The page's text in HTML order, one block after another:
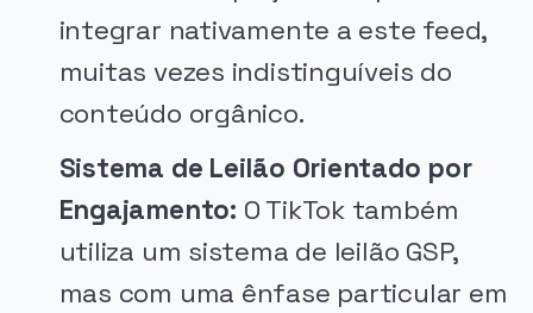
integrar nativamente a este feed,
muitas vezes indistinguíveis do
conteúdo orgânico.
Sistema de Leilão Orientado por
Engajamento: O TikTok também
utiliza um sistema de leilão GSP,
mas com uma ênfase particular em